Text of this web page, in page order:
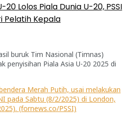
Lolos Piala Dunia U-20, PSSI
Pelatih Kepala
buruk Tim Nasional (Timnas)
penyisihan Piala Asia U-20 2025 di